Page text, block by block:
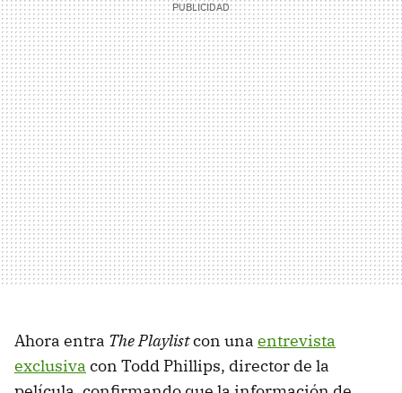
Ahora entra The Playlistcon una entrevista
exclusiva con Todd Phillips, director de la